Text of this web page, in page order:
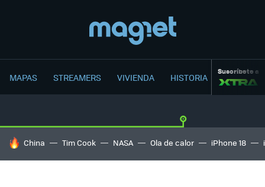
MAPAS STREAMERS VIVIENDA HISTORIA Suscríbete a
HOY SE HABLA DE
China Tim Cook NASA Ola de calor iPhone 18